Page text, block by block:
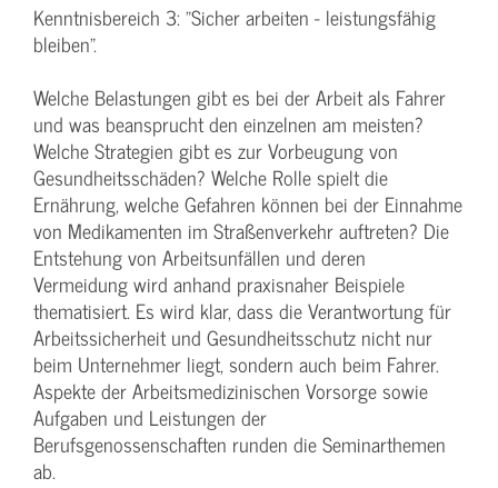
Kenntnisbereich 3: "Sicher arbeiten - leistungsfähig
bleiben".
Welche Belastungen gibt es bei der Arbeit als Fahrer
und was beansprucht den einzelnen am meisten?
Welche Strategien gibt es zur Vorbeugung von
Gesundheitsschäden? Welche Rolle spielt die
Ernährung, welche Gefahren können bei der Einnahme
von Medikamenten im Straßenverkehr auftreten? Die
Entstehung von Arbeitsunfällen und deren
Vermeidung wird anhand praxisnaher Beispiele
thematisiert. Es wird klar, dass die Verantwortung für
Arbeitssicherheit und Gesundheitsschutz nicht nur
beim Unternehmer liegt, sondern auch beim Fahrer.
Aspekte der Arbeitsmedizinischen Vorsorge sowie
Aufgaben und Leistungen der
Berufsgenossenschaften runden die Seminarthemen
ab.